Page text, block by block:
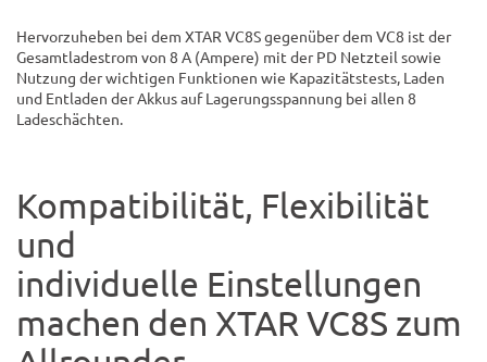
Hervorzuheben bei dem XTAR VC8S gegenüber dem VC8 ist der
Gesamtladestrom von 8 A (Ampere) mit der PD Netzteil sowie
Nutzung der wichtigen Funktionen wie Kapazitätstests, Laden
und Entladen der Akkus auf Lagerungsspannung bei allen 8
Ladeschächten.
Kompatibilität, Flexibilität
und
individuelle Einstellungen
machen den XTAR VC8S zum